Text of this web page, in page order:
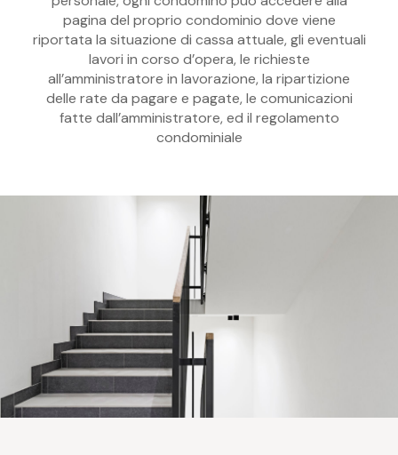
pagina del proprio condominio dove viene
riportata la situazione di cassa attuale, gli eventuali
lavori in corso d’opera, le richieste
all’amministratore in lavorazione, la ripartizione
delle rate da pagare e pagate, le comunicazioni
fatte dall’amministratore, ed il regolamento
condominiale